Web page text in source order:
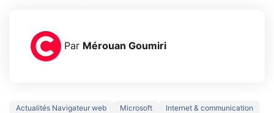
Par Mérouan Goumiri
Actualités Navigateur web Microsoft
Internet & communication